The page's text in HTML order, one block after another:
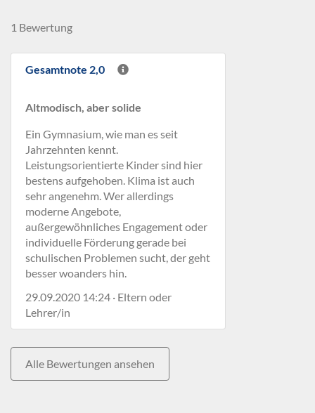
1 Bewertung
Gesamtnote 2,0
Altmodisch, aber solide
Ein Gymnasium, wie man es seit
Jahrzehnten kennt.
Leistungsorientierte Kinder sind hier
bestens aufgehoben. Klima ist auch
sehr angenehm. Wer allerdings
moderne Angebote,
außergewöhnliches Engagement oder
individuelle Förderung gerade bei
schulischen Problemen sucht, der geht
besser woanders hin.
29.09.2020 14:24 · Eltern oder
Lehrer/in
Alle Bewertungen ansehen